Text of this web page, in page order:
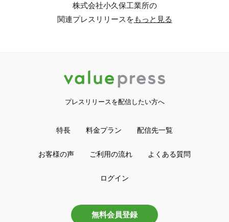
株式会社小久保工業所の
関連プレスリリースをもっと見る
プレスリリースを配信したい方へ
特長 料金プラン 配信先一覧
お客様の声 ご利用の流れ よくある質問
ログイン
無料会員登録